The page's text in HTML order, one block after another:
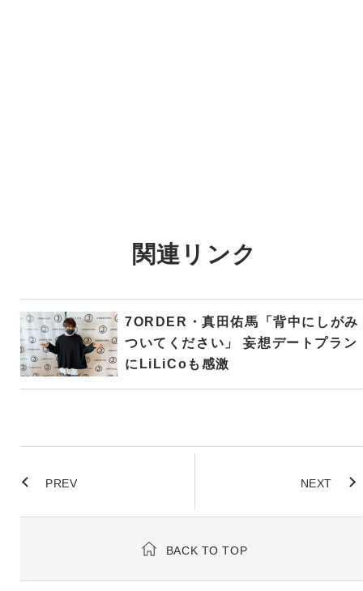
関連リンク
7ORDER・真田佑馬「背中にしがみ
ついてください」 妄想デートプラン
にLiLiCoも感激
PREV NEXT
BACK TO TOP